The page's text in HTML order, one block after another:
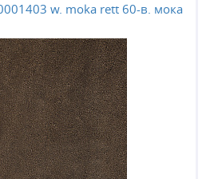
w. moka rett 60-в. мока